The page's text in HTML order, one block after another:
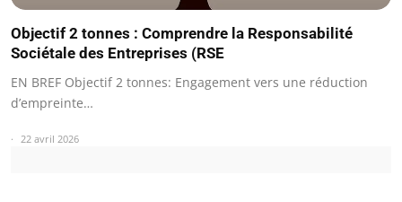
Objectif 2 tonnes : Comprendre la Responsabilité
Sociétale des Entreprises (RSE
EN BREF Objectif 2 tonnes: Engagement vers une réduction
d’empreinte…
22 avril 2026